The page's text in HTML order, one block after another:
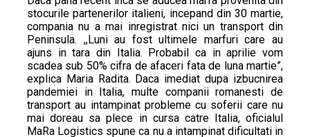
stocurile partenerilor italieni, incepand din 30 martie,
compania nu a mai inregistrat nici un transport din
Peninsula. ,,Luni au fost ultimele marfuri care au
ajuns in tara din Italia. Probabil ca in aprilie vom
scadea sub 50% cifra de afaceri fata de luna martie”,
explica Maria Radita. Daca imediat dupa izbucnirea
pandemiei in Italia, multe companii romanesti de
transport au intampinat probleme cu soferii care nu
mai doreau sa plece in cursa catre Italia, oficialul
MaRa Logistics spune ca nu a intampinat dificultati in